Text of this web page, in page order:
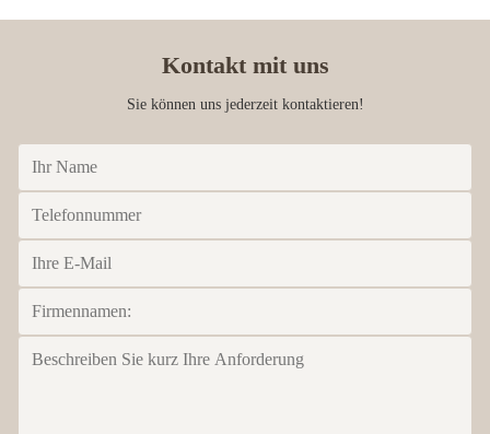
Kontakt mit uns
Sie können uns jederzeit kontaktieren!